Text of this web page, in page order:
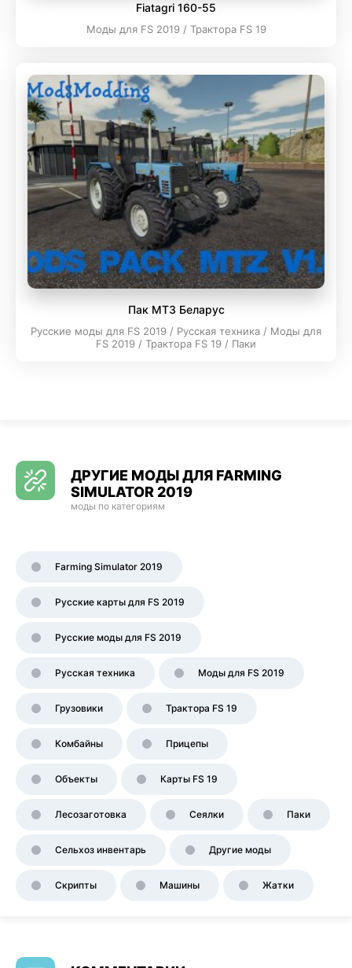
Fiatagri 160-55
Моды для FS 2019 / Трактора FS 19
Пак МТЗ Беларус
Русские моды для FS 2019 / Русская техника / Моды для
FS 2019 / Трактора FS 19 / Паки
ДРУГИЕ МОДЫ ДЛЯ FARMING
SIMULATOR 2019
моды по категориям
Farming Simulator 2019
Русские карты для FS 2019
Русские моды для FS 2019
Русская техника Моды для FS 2019
Грузовики Трактора FS 19
Комбайны Прицепы
Объекты Карты FS 19
Лесозаготовка Сеялки Паки
Сельхоз инвентарь Другие моды
Скрипты Машины Жатки